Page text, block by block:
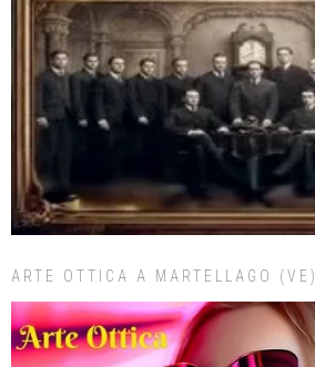
ARTE OTTICA A MARTELLAGO (VE)